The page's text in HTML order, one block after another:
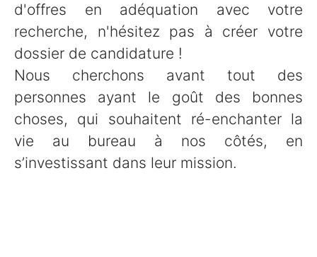
d'offres en adéquation avec votre
recherche, n'hésitez pas à créer votre
dossier de candidature !
Nous cherchons avant tout des
personnes ayant le goût des bonnes
choses, qui souhaitent ré-enchanter la
vie au bureau à nos côtés, en
s’investissant dans leur mission.